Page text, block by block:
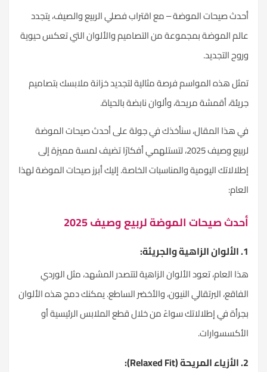
أحدث صيحات الموضة – مع اقتراب فصلي الربيع والصيف، يتجدد
عالم الموضة بمجموعة من التصاميم والألوان التي تعكس حيوية
وروح التجديد.
تمثل هذه المواسم فرصة مثالية لتجديد خزانة ملابسك بتصاميم
جريئة، أقمشة مريحة، وألوان نابضة بالحياة.
في هذا المقال، سنأخذك في جولة على أحدث صيحات الموضة
لربيع وصيف 2025، لتستلهمي أفكارًا تضيف لمسة مميزة إلى
إطلالاتك اليومية والمناسبات الخاصة. إليك أبرز صيحات الموضة لهذا
العام:
أحدث صيحات الموضة لربيع وصيف 2025
1. الألوان الزاهية والجريئة:
هذا العام، تعود الألوان الزاهية لتتصدر المشهد، مثل الوردي
الفاقع، البرتقالي النيون، والأخضر الساطع. يمكنك دمج هذه الألوان
بجرأة في إطلالاتك سواءً من خلال قطع الملابس الرئيسية أو
الأكسسوارات.
2. الأزياء المريحة (Relaxed Fit):